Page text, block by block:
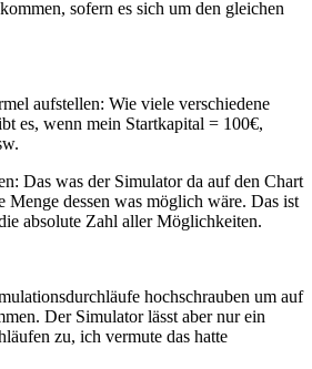
sofern es sich um den gleichen
aufstellen: Wie viele verschiedene
es, wenn mein Startkapital = 100€,
Das was der Simulator da auf den Chart
Menge dessen was möglich wäre. Das ist
absolute Zahl aller Möglichkeiten.
hochschrauben um auf
Der Simulator lässt aber nur ein
zu, ich vermute das hatte